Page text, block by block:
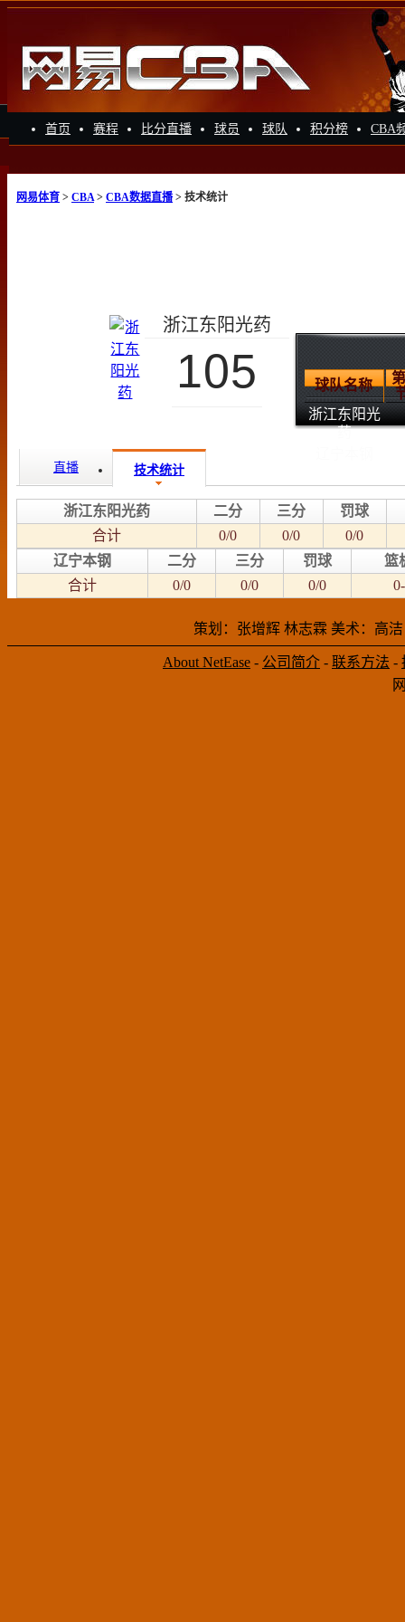
首页 赛程 比分直播 球员 球队 积分榜 CBA
网易体育 > CBA> CBA数据直播> 技术统计
浙江东阳光药
105 球队名称
浙江东阳光
药
直播 技术统计
浙江东阳光药 二分 三分
罚球
合计
0/0 0/0
0/0
辽宁本钢
二分 三分 罚球
篮
合计
0/0 0/0 0/0
策划：张增辉 林志霖 美术：高
About NetEase - 公司简介 - 联系方法 -